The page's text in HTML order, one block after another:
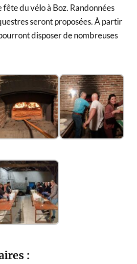
du vélo à Boz. Randonnées
seront proposées. À partir
disposer de nombreuses
: